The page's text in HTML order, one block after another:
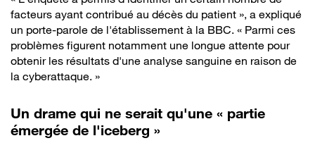
facteurs ayant contribué au décès du patient », a expliqué
un porte-parole de l'établissement à la BBC. « Parmi ces
problèmes figurent notamment une longue attente pour
obtenir les résultats d'une analyse sanguine en raison de
la cyberattaque. »
Un drame qui ne serait qu'une « partie
émergée de l'iceberg »